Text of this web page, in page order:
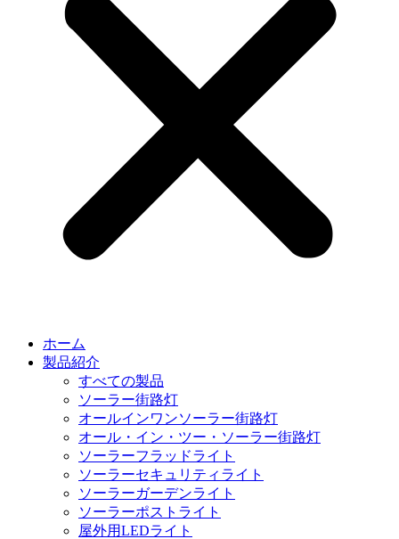
ホーム
製品紹介
すべての製品
ソーラー街路灯
オールインワンソーラー街路灯
オール・イン・ツー・ソーラー街路灯
ソーラーフラッドライト
ソーラーセキュリティライト
ソーラーガーデンライト
ソーラーポストライト
屋外用LEDライト